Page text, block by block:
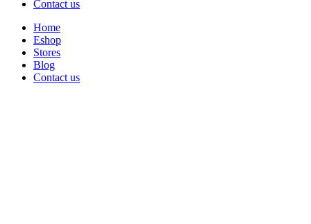
Contact us
Home
Eshop
Stores
Blog
Contact us